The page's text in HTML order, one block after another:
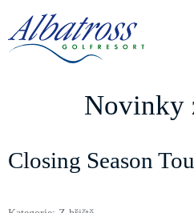
Novinky
Closing Season